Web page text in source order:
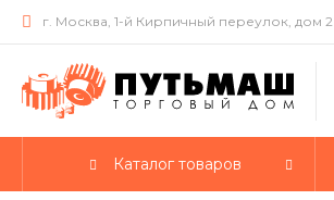
г. Москва, 1-й Кирпичный переулок, дом 2
Каталог товаров